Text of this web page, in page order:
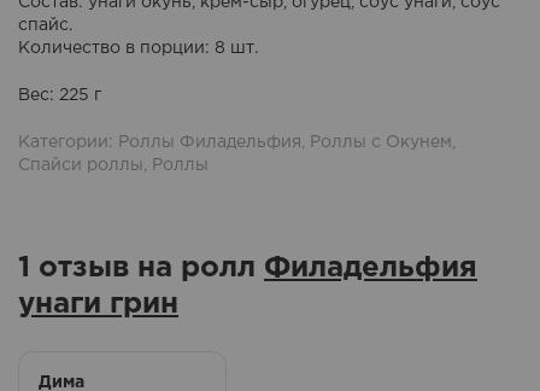
спайс.
Количество в порции: 8 шт.
Вес: 225 г
Категории: Роллы Филадельфия Роллы с Окунем
Спайси роллы
Роллы
1 отзыв на ролл Филадельфия
унаги грин
Дима